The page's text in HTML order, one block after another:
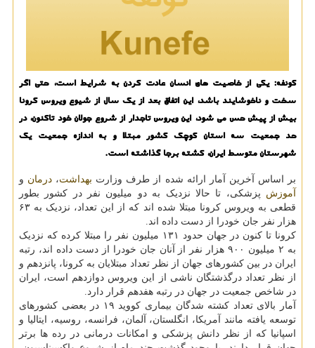
کونفه: یکی از خاصیت های انسان عادت کردن به شرایط است، حتی اگر
سخت و ناخوشایند باشد، این اتفاق بعد از یک سال از شیوع ویروس کرونا
بیش از پیش حس می شود، این ویروس تاجدار از شروع جولان خود تاکنون، در
حد جمعیت سه استان کوچک کشور مبتلا و به اندازه جمعیت یک
شهرستان متوسط ایران، کشته برجا گذاشته است.
بر اساس آخرین آمار ارائه شده از طرف وزارت بهداشت، درمان و
آموزش پزشکی، تا حالا نزدیک به دو میلیون نفر در کشور بطور
قطعی به ویروس کرونا مبتلا شده اند که از این تعداد، نزدیک به ۶۳
هزار نفر جان خودرا از دست داده اند.
کرونا تا کنون در جهان حدود ۱۳۱ میلیون نفر را مبتلا کرده که نزدیک
به ۲ میلیون ۹۰۰ هزار نفر از آنان جان خودرا از دست داده اند، رتبه
ایران در بین کشورهای جهان از نظر تعداد مبتلایان به کرونا، پانزدهم و
از نظر تعداد درگذشتگان ناشی از این ویروس دوازدهم است، ایران
در شاخص جمعیت در جهان در رتبه هفدهم قرار دارد.
آمار بالای تعداد کشته شدگان بیماری کووید ۱۹ در بعضی کشورهای
توسعه یافته مانند آمریکا، انگلستان، آلمان، فرانسه، روسیه، ایتالیا و
اسپانیا که از نظر دانش پزشکی و امکانات درمانی در رده ها برتر